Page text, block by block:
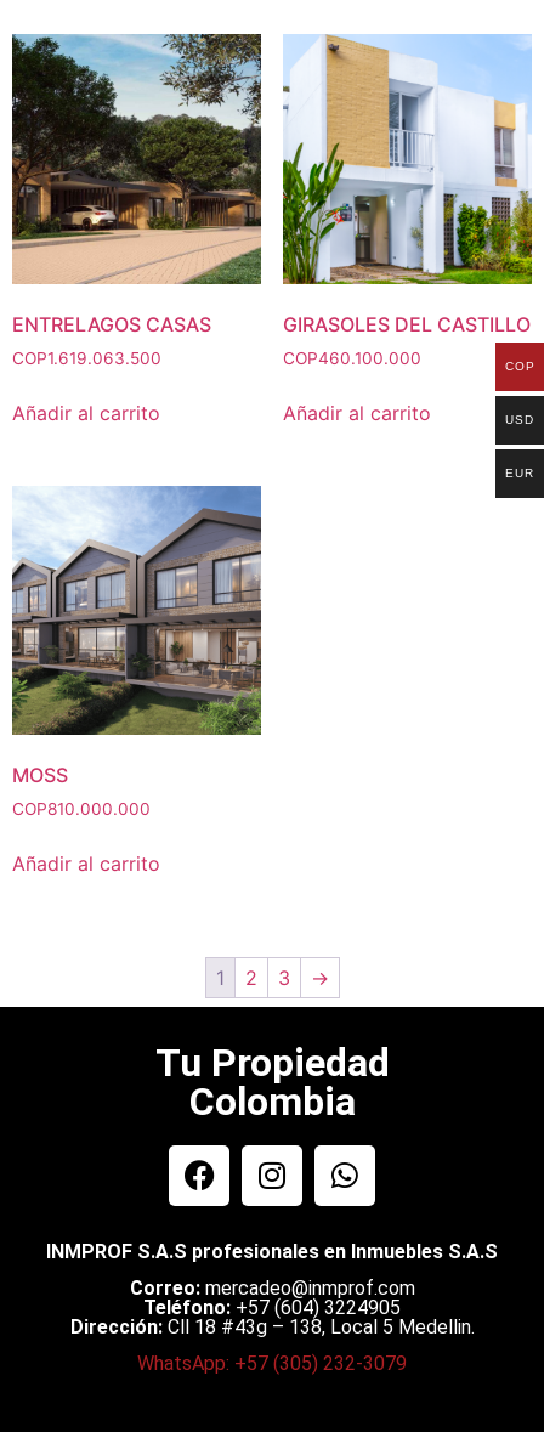
ENTRELAGOS CASAS
COP1.619.063.500
Añadir al carrito
GIRASOLES DEL CASTILLO
COP460.100.000
Añadir al carrito
MOSS
COP810.000.000
Añadir al carrito
1 2 3 →
Tu Propiedad
Colombia
INMPROF S.A.S profesionales en Inmuebles S.A.S
Correo: mercadeo@inmprof.com
Teléfono: +57 (604) 3224905
Dirección:Cll 18 #43g – 138, Local 5 Medellin.
WhatsApp: +57 (305) 232-3079
COP
USD
EUR